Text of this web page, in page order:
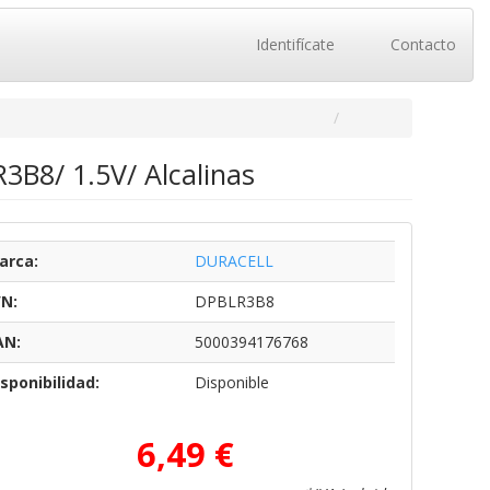
Identifícate Contacto
1.5V/ Alcalinas
DURACELL
DPBLR3B8
5000394176768
Disponible
6,49 €